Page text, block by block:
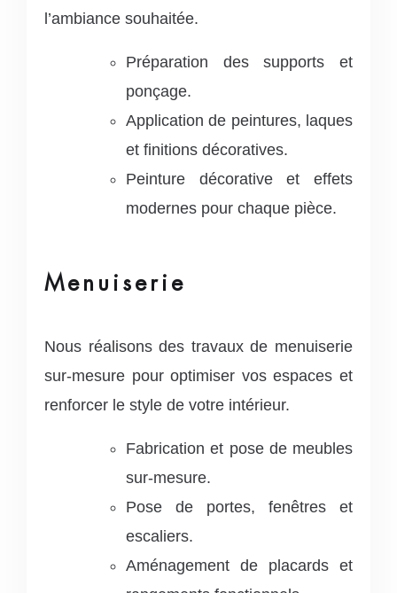
l’ambiance souhaitée.
Préparation des supports et
ponçage.
Application de peintures, laques
et finitions décoratives.
Peinture décorative et effets
modernes pour chaque pièce.
Menuiserie
Nous réalisons des travaux de menuiserie
sur-mesure pour optimiser vos espaces et
renforcer le style de votre intérieur.
Fabrication et pose de meubles
sur-mesure.
Pose de portes, fenêtres et
escaliers.
Aménagement de placards et